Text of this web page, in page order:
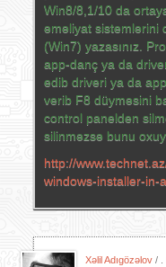
Win8/8,1/10 da
əməliyat sistemlərini
(Win7) yazasınız.
app-danç ya da
edib driveri ya da
verib F8 düyməsini
control panelden
silinməzsə bunu
http://
windows-installer-in-
Xəlil Adıgözəlov / .